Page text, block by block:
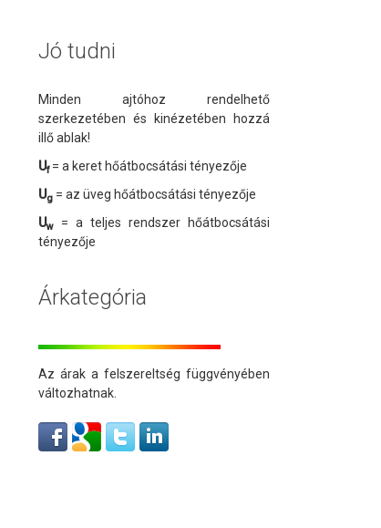
Jó tudni
Minden ajtóhoz rendelhető
szerkezetében és kinézetében hozzá
illő ablak!
Uf= a keret hőátbocsátási tényezője
Ug = az üveg hőátbocsátási tényezője
Uw
= a teljes rendszer hőátbocsátási
tényezője
Árkategória
Az árak a felszereltség függvényében
változhatnak.